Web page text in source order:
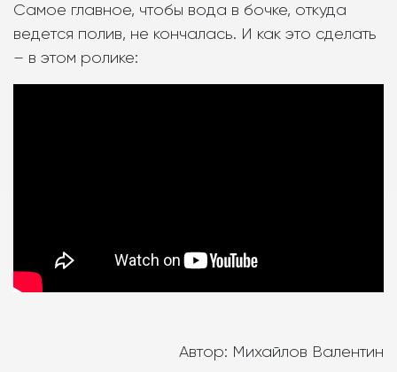
Самое главное, чтобы вода в бочке, откуда
ведется полив, не кончалась. И как это сделать
– в этом ролике:
Автор: Михайлов Валентин